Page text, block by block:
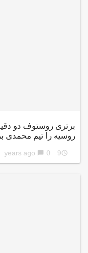
برتری روستوف دو
روسیه را تیم محمدی
access_time
9 years ago
chat_bubble 0